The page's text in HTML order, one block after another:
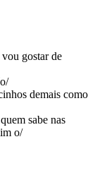
gostar de
demais como
sabe nas
o/